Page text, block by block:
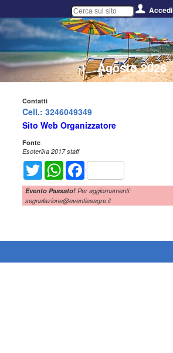
Accedi
Agosto 2026
Contatti
Cell.: 3246049349
Sito Web Organizzatore
Fonte
Esoterika 2017 staff
Twitter WhatsAppFacebook
Evento Passato! Per aggiornamenti:
segnalazione@eventiesagre.it